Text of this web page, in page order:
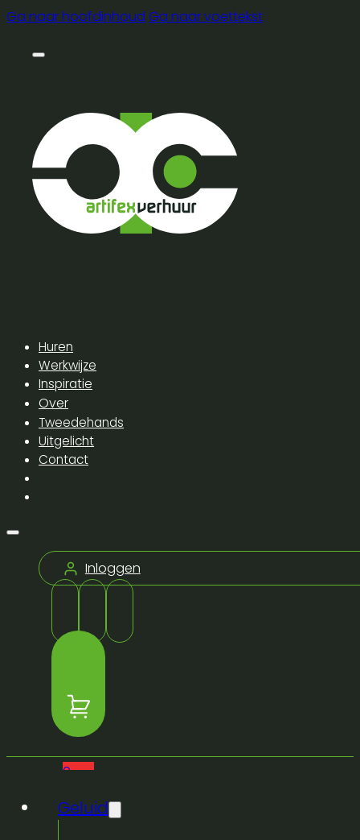
Ga naar hoofdinhoud Ga naar voettekst
Huren
Werkwijze
Inspiratie
Over
Tweedehands
Uitgelicht
Contact
Inloggen
0
Geluid